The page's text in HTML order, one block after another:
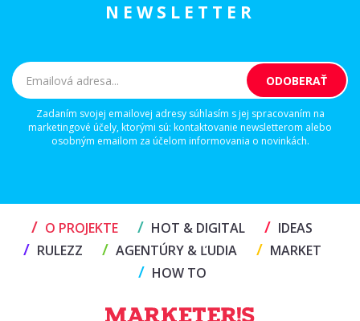
NEWSLETTER
Zadaním svojej emailovej adresy súhlasím s jej spracovaním na
marketingové účely, ktorými sú: kontaktovanie newsletterom alebo
osobným emailom za účelom informovania o novinkách.
/ O PROJEKTE / HOT & DIGITAL / IDEAS
/ RULEZZ / AGENTÚRY & ĽUDIA / MARKET
/ HOW TO